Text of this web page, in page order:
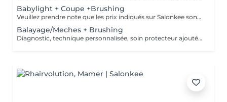
Babylight + Coupe +Brushing
Veuillez prendre note que les prix indiqués sur Salonkee sont communiqués à titre informatif et s'entendent de base. Ces derniers sont susceptibles de varier selon le diagnostic réalisé à votre arrivée au salon et l'expertise du professionnel à qui vous confiez votre beauté. Dans tous les cas, un devis précis vous sera proposé et toutes réalisations de prestations seront effectuées avec votre accord. Un grand merci d'avance pour votre compréhension. Au plaisir de vous recevoir très vite.
Balayage/Meches + Brushing
Diagnostic, technique personnalisée, soin protecteur ajouté au mélange, sh, patine, soin, coiffage et produits coiffants inclus Veuillez prendre note que les prix indiqués sur Salonkee sont communiqués à titre informatif et s'entendent de base. Ces derniers sont susceptibles de varier selon le diagnostic réalisé à votre arrivée au salon et l'expertise du professionnel à qui vous confiez votre beauté. Dans tous les cas, un devis précis vous sera proposé et toutes réalisations de prestations seront effectuées avec votre accord. Un grand merci d'avance pour votre compréhension. Au plaisir de vous recevoir très vite.